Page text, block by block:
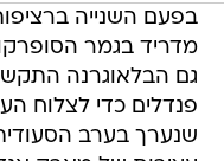
בפעם השנייה
מדריד בגמר
גם הבלאוגרנה
פנדלים כדי לצלוח